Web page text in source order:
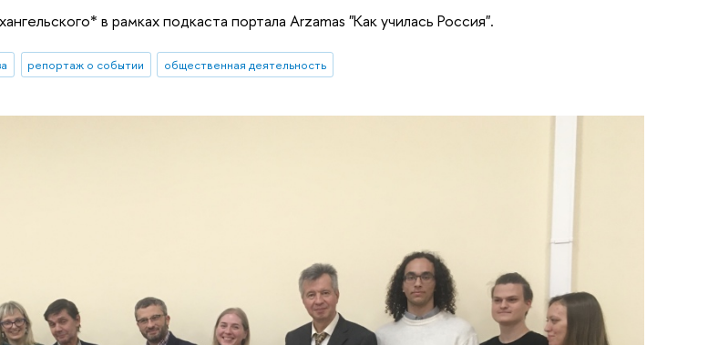
в рамках подкаста портала Arzamas "Как училась Россия".
репортаж о событии общественная деятельность